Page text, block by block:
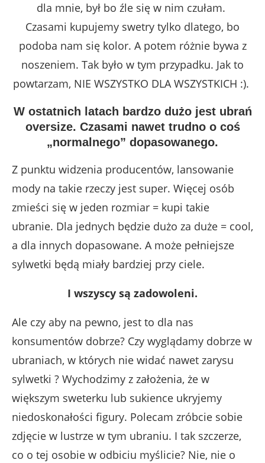
dla mnie, był bo źle się w nim czułam.
Czasami kupujemy swetry tylko dlatego, bo
podoba nam się kolor. A potem różnie bywa z
noszeniem. Tak było w tym przypadku. Jak to
powtarzam, NIE WSZYSTKO DLA WSZYSTKICH :).
W ostatnich latach bardzo dużo jest ubrań
oversize. Czasami nawet trudno o coś
„normalnego” dopasowanego.
Z punktu widzenia producentów, lansowanie
mody na takie rzeczy jest super. Więcej osób
zmieści się w jeden rozmiar = kupi takie
ubranie. Dla jednych będzie dużo za duże = cool,
a dla innych dopasowane. A może pełniejsze
sylwetki będą miały bardziej przy ciele.
I wszyscy są zadowoleni.
Ale czy aby na pewno, jest to dla nas
konsumentów dobrze? Czy wyglądamy dobrze w
ubraniach, w których nie widać nawet zarysu
sylwetki ? Wychodzimy z założenia, że w
większym sweterku lub sukience ukryjemy
niedoskonałości figury. Polecam zróbcie sobie
zdjęcie w lustrze w tym ubraniu. I tak szczerze,
co o tej osobie w odbiciu myślicie? Nie, nie o